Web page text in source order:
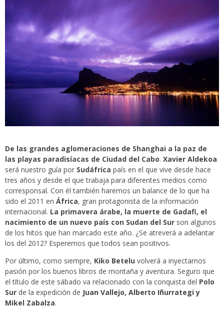
De las grandes aglomeraciones de Shanghai a la paz de
las playas paradisíacas de Ciudad del Cabo. Xavier Aldekoa
será nuestro guía por Sudáfrica país en el que vive desde hace
tres años y desde el que trabaja para diferentes medios como
corresponsal. Con él también haremos un balance de lo que ha
sido el 2011 en África, gran protagonista de la información
internacional. La primavera árabe, la muerte de Gadafi, el
nacimiento de un nuevo país con Sudan del Sur son algunos
de los hitos que han marcado este año. ¿Se atreverá a adelantar
los del 2012? Esperemos que todos sean positivos.
Por último, como siempre, Kiko Betelu volverá a inyectarnos
pasión por los buenos libros de montaña y aventura. Seguro que
el título de este sábado va relacionado con la conquista del Polo
Sur de la expedición de Juan Vallejo, Alberto Iñurrategi y
Mikel Zabalza.